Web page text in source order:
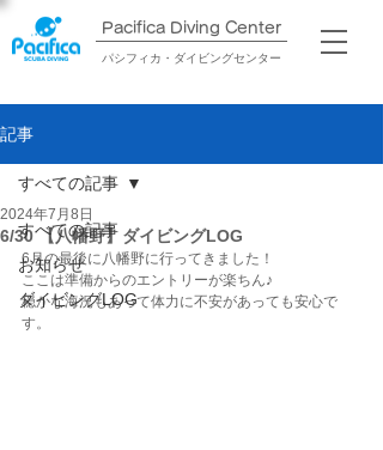
Pacifica Diving Center​
パシフィカ・ダイビングセンター
記事
すべての記事
お知らせ
ダイビングLOG
すべての記事
6/30 【八幡野】ダイビングLOG
2024年7月8日
6月の最後に八幡野に行ってきました！
ここは準備からのエントリーが楽ちん♪
穏かな海況もあって体力に不安があっても安心で
す。